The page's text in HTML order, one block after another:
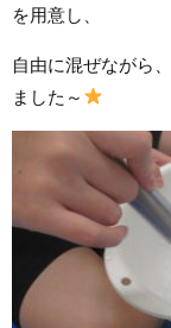
を用意し、
自由に混ぜながら
ました～